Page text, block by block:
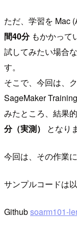
ただ、学習を Mac
間40分もかかって
試してみたい場合
す。
そこで、今回は、
SageMaker
みたところ、結果
分（実測）
となり
今回は、その作業
サンプルコードは
Githubsoarm101-